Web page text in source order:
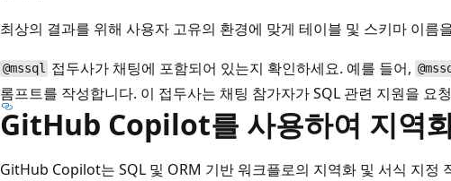
최상의 결과를 위해 사용자 고유의 환경에 맞게 테이블 및 스키마 이름
@mssql 접두사가 채팅에 포함되어 있는지 확인하세요. 예를 들어,
롬프트를 작성합니다. 이 접두사는 채팅 참가자가 SQL 관련 지원을 요
GitHub Copilot를 사용하여 지역
GitHub Copilot는 SQL 및 ORM 기반 워크플로의 지역화 및 서식 지정